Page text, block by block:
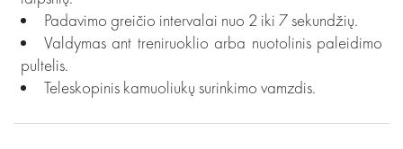
Padavimo greičio intervalai nuo 2 iki 7 sekundžių.
Valdymas ant treniruoklio arba nuotolinis paleidimo
pultelis.
Teleskopinis kamuoliukų surinkimo vamzdis.